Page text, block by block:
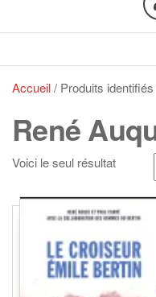
Accueil/ Produits identifiés
René
Voici le seul résultat